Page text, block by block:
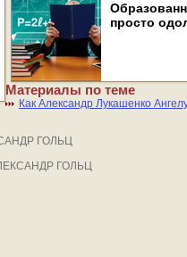
просто
Материалы по теме
Как Александр Лукашенко
ГОЛЬЦ
ГОЛЬЦ